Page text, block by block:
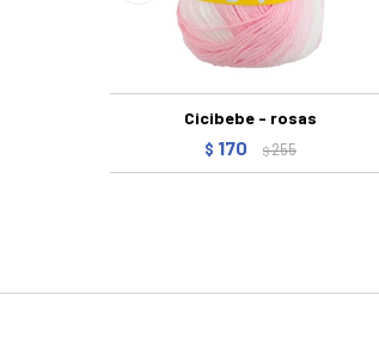
Cicibebe - rosas
$ 170 $255